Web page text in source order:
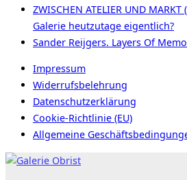
ZWISCHEN ATELIER UND
Galerie heutzutage eigentlich?
Sander Reijgers. Layers Of
Impressum
Widerrufsbelehrung
Datenschutzerklärung
Cookie-Richtlinie (EU)
Allgemeine
Zum